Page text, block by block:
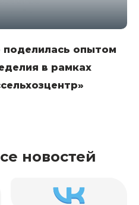
опытом
в рамках
новостей